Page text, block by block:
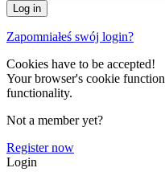
Zapomniałeś swój login?
Cookies have to be accepted!
Your browser's cookie
functionality.
Not a member yet?
Register now
Login